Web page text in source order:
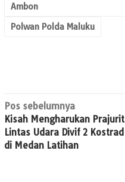
Ambon
Polwan Polda Maluku
Navigasi
pos
Pos sebelumnya
Kisah Mengharukan Prajurit
Lintas Udara Divif 2 Kostrad
di Medan Latihan